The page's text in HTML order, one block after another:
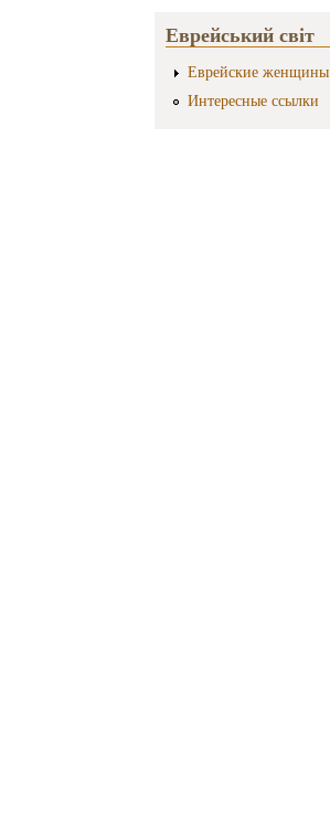
Еврейський світ
Еврейские женщины
Интересные ссылки